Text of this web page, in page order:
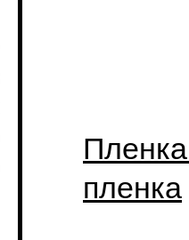
пленка